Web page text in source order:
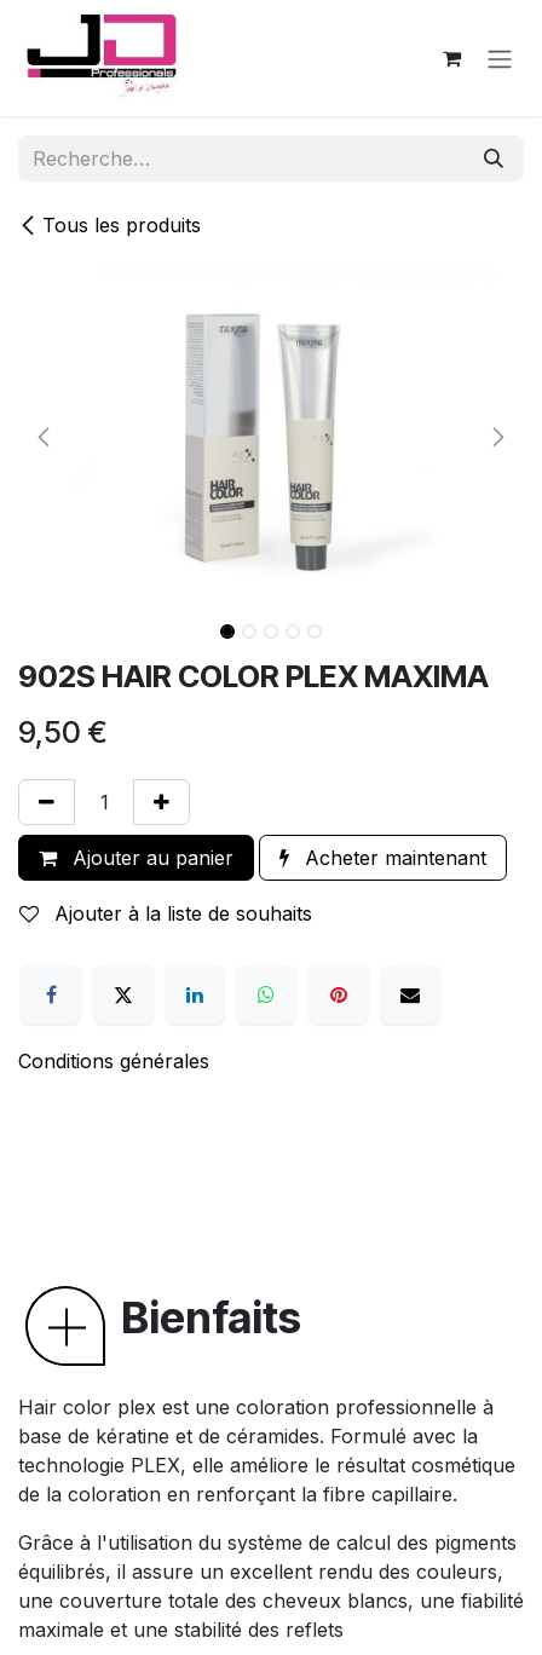
Se rendre au contenu
Tous les produits
902S HAIR COLOR PLEX MAXIMA
9,50 €
Ajouter au panier Acheter maintenant
Ajouter à la liste de souhaits
Conditions générales
Bienfaits
Hair color plex est une coloration professionnelle à
base de kératine et de céramides. Formulé avec la
technologie PLEX, elle améliore le résultat cosmétique
de la coloration en renforçant la fibre capillaire.
Grâce à l'utilisation du système de calcul des pigments
équilibrés, il assure un excellent rendu des couleurs,
une couverture totale des cheveux blancs, une fiabilité
maximale et une stabilité des reflets